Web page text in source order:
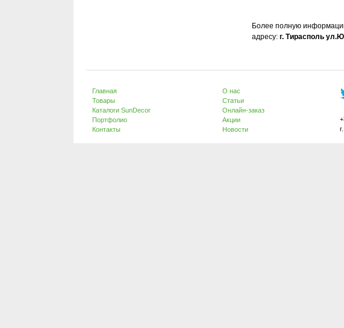
Более полную
адресу: г. Тирасполь
Главная
Товары
Каталоги SunDecor
Портфолио
Контакты
О нас
Статьи
Онлайн-заказ
Акции
Новости